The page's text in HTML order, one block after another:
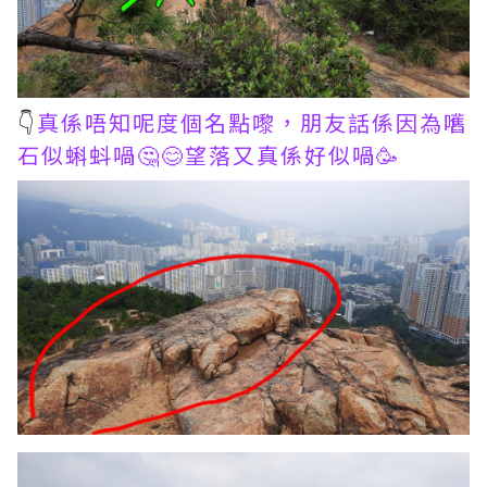
👇真係唔知呢度個名點嚟，朋友話係因為嚿
石似蝌蚪喎🤔😊望落又真係好似喎🥳